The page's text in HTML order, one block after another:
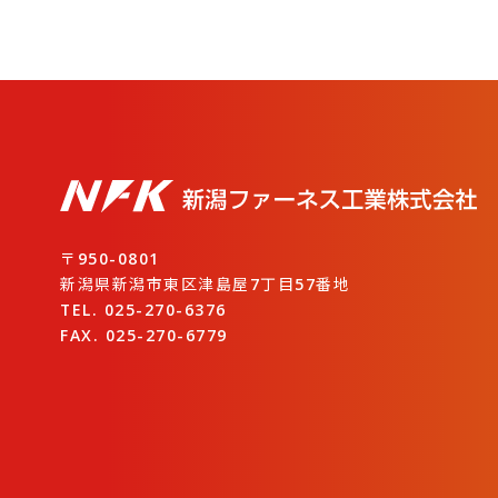
〒950-0801
新潟県新潟市東区津島屋7丁目57番地
TEL. 025-270-6376
FAX. 025-270-6779